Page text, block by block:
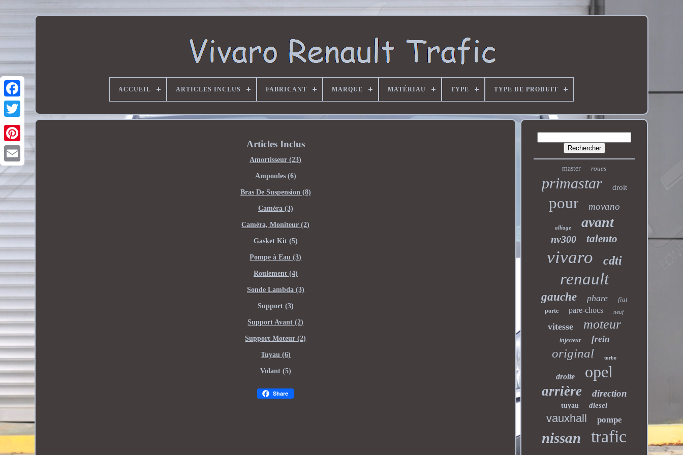
ACCUEIL ARTICLES INCLUS FABRICANT MARQUE MATÉRIAU TYPE TYPE DE PRODUIT
Articles Inclus
Amortisseur (23)
Ampoules (6)
Bras De Suspension (8)
Caméra (3)
Caméra, Moniteur (2)
Gasket Kit (5)
Pompe à Eau (3)
Roulement (4)
Sonde Lambda (3)
Support (3)
Support Avant (2)
Support Moteur (2)
Tuyau (6)
Volant (5)
Share
master roues
primastar droit
pour movano
alliage avant
nv300 talento
vivaro cdti
renault
gauche phare fiat
porte pare-chocs neuf
vitesse moteur
injecteur frein
original turbo
droite opel
arrière direction
tuyau diesel
vauxhall pompe
nissan trafic